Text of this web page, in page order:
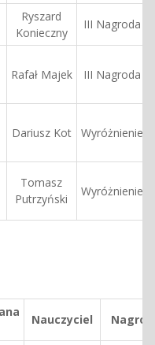
Ryszard
Konieczny
III Nagroda
Rafał Majek III Nagroda
Dariusz Kot Wyróżnienie
Tomasz
Putrzyński
Wyróżnienie
Nauczyciel